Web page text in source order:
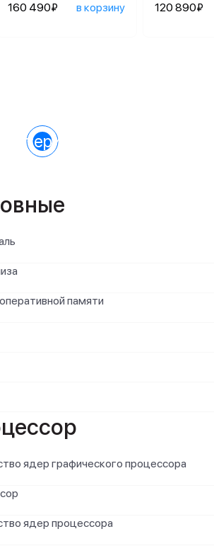
160 490₽ в корзину 120 890₽
памяти
ядер графического процессора
ядер процессора